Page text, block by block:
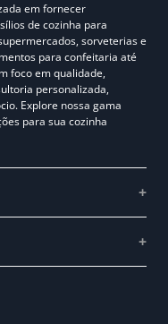
em fornecer
de cozinha para
sorveterias e
para confeitaria até
foco em qualidade,
personalizada,
Explore nossa gama
para sua cozinha
+
+